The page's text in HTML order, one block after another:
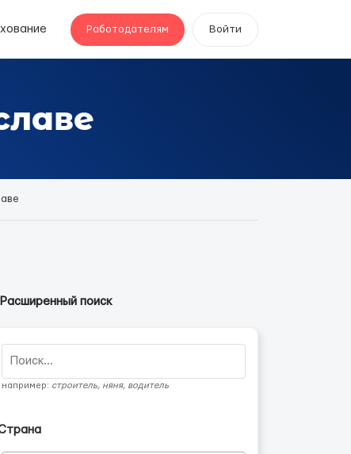
Работодателям Войти
Расширенный поиск
например: строитель, няня, водитель